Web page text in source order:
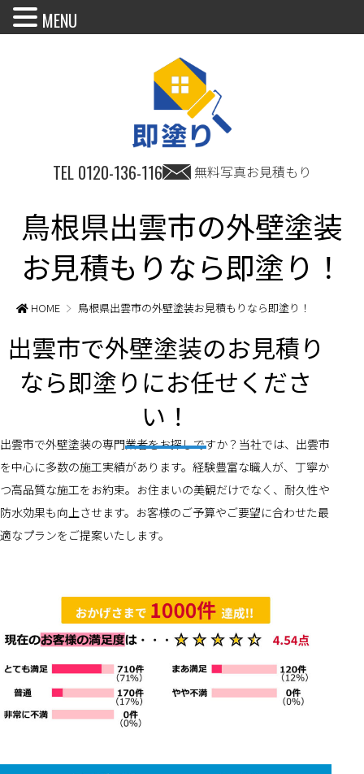
TEL 0120-136-116 無料写真お見積もり
鳥根県出雲市の外壁塗装
お見積もりなら即塗り！
HOME 鳥根県出雲市の外壁塗装お見積もりなら即塗り！
出雲市で外壁塗装のお見積り
なら即塗りにお任せくださ
い！
出雲市で外壁塗装の専門業者をお探しですか？当社では、出雲市
を中心に多数の施工実績があります。経験豊富な職人が、丁寧か
つ高品質な施工をお約束。お住まいの美観だけでなく、耐久性や
防水効果も向上させます。お客様のご予算やご要望に合わせた最
適なプランをご提案いたします。
MENU